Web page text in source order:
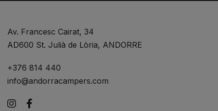
Av. Francesc Cairat, 34
AD600 St. Julià de Lòria, ANDORRE
+376 814 440
info@andorracampers.com
Instagram